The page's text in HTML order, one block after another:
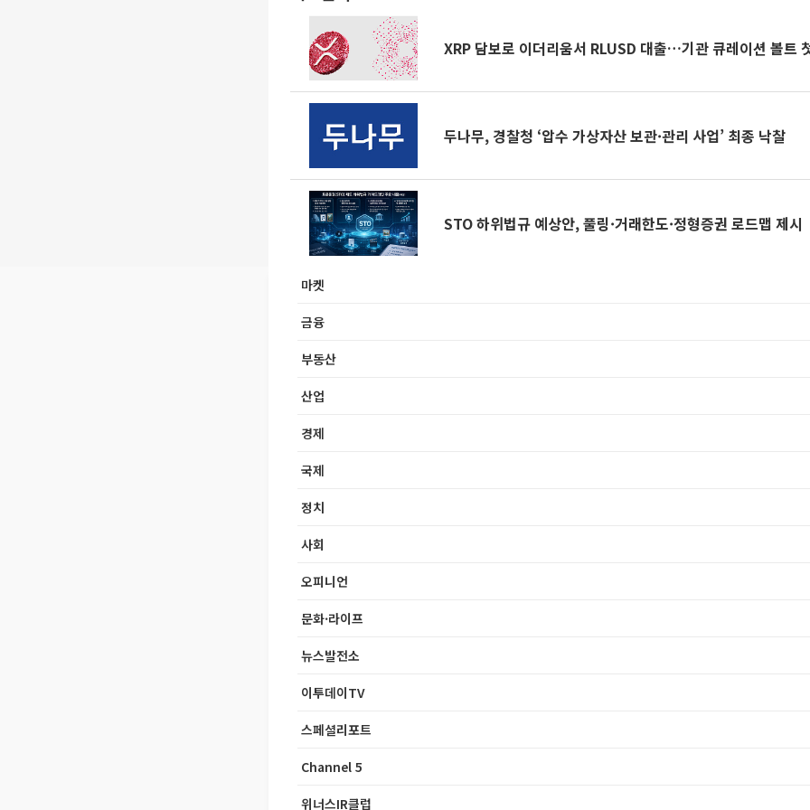
XRP 담보로 이더리움서 RLUSD 대출…기관 큐레이션 볼트
두나무, 경찰청 ‘압수 가상자산 보관·관리 사업’ 최종 낙찰
STO 하위법규 예상안, 풀링·거래한도·정형증권 로드맵 제시
마켓
금융
부동산
산업
경제
국제
정치
사회
오피니언
문화·라이프
뉴스발전소
이투데이TV
스페셜리포트
Channel 5
위너스IR클럽